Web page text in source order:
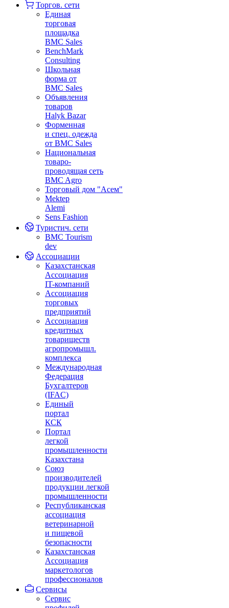
Торгов. сети
Единая
торговая
площадка
BMC Sales
BenchMark
Consulting
Школьная
форма от
BMC Sales
Объявления
товаров
Halyk Bazar
Форменная
и спец. одежда
от BMC Sales
Национальная
товаро-
проводящая сеть
BMC Agro
Торговый дом "Асем"
Mektep
Alemi
Sens Fashion
Туристич. сети
BMC Tourism
dev
Ассоциации
Казахстанская
Ассоциация
IT-компаний
Ассоциация
торговых
предприятий
Ассоциация
кредитных
товариществ
агропромышл.
комплекса
Международная
Федерация
Бухгалтеров
(IFAC)
Единый
портал
КСК
Портал
легкой
промышленности
Казахстана
Союз
производителей
продукции легкой
промышленности
Республиканская
ассоциация
ветеринарной
и пищевой
безопасности
Казахстанская
Ассоциация
маркетологов
профессионалов
Сервисы
Сервис